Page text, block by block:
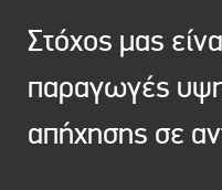
Στόχος μας
παραγωγές
απήχησης σε